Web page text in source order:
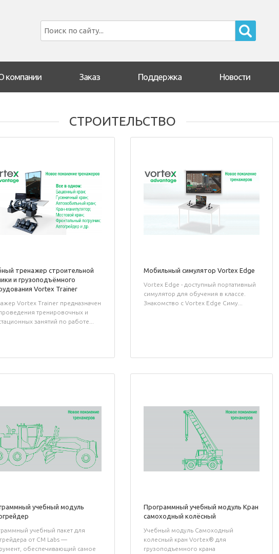
компании Заказ Поддержка Новости
СТРОИТЕЛЬСТВО
тренажер строительной
и грузоподъёмного
Vortex Trainer
Vortex Trainer предназначен
тренировочных и
занятий по работе...
Мобильный симулятор Vortex Edge
Vortex Edge - доступный портативный
симулятор для обучения в классе.
Знакомство с Vortex Edge Симу...
учебный модуль
учебный пакет для
от CM Labs —
обеспечивающий самое
Программный учебный модуль Кран
самоходный колёсный
Учебный модуль Самоходный
колесный кран Vortex® для
грузоподъемного крана